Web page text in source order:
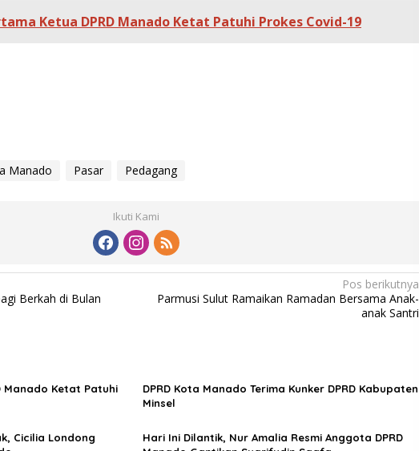
Ketua DPRD Manado Ketat Patuhi Prokes Covid-19
Manado Pasar Pedagang
Ikuti Kami
Berkah di Bulan
Pos berikutnya
Parmusi Sulut Ramaikan Ramadan Bersama Anak-
anak Santri
Manado Ketat Patuhi
DPRD Kota Manado Terima Kunker DPRD Kabupaten
Minsel
Cicilia Londong
Hari Ini Dilantik, Nur Amalia Resmi Anggota DPRD